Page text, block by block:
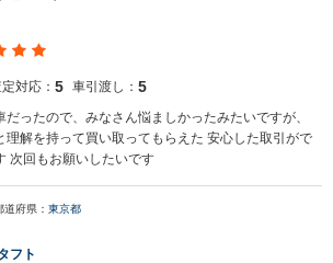
対応： 5 車引渡し： 5
ったので、みなさん悩ましかったみたいですが、
理解を持って買い取ってもらえた 安心した取引がで
次回もお願いしたいです
道府県： 東京都
フト